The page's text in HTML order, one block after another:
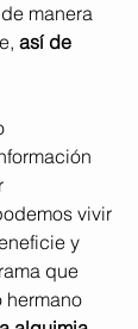
manera
así de
vivir
y
que
hermano